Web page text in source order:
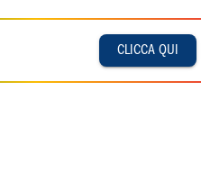
CLICCA QUI